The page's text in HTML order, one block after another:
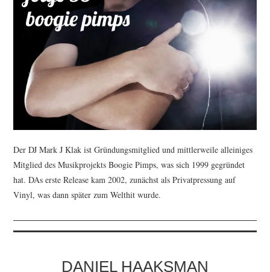
Der DJ Mark J Klak ist Gründungsmitglied und mittlerweile alleiniges
Mitglied des Musikprojekts Boogie Pimps, was sich 1999 gegründet
hat. DAs erste Release kam 2002, zunächst als Privatpressung auf
Vinyl, was dann später zum Welthit wurde.
DANIEL HAAKSMAN